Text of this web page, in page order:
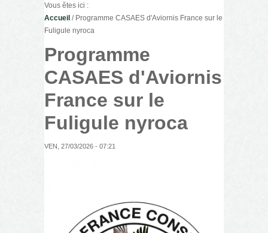
Vous êtes ici :
Accueil / Programme CASAES d'Aviornis France sur le
Fuligule nyroca
Programme
CASAES d'Aviornis
France sur le
Fuligule nyroca
VEN, 27/03/2026 - 07:21